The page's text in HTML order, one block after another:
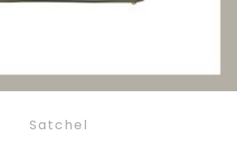
Satchel